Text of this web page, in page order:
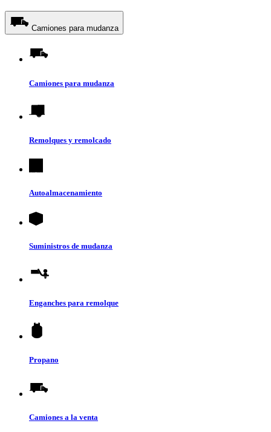
Camiones para mudanza
Camiones para mudanza
Remolques y remolcado
Autoalmacenamiento
Suministros de mudanza
Enganches para remolque
Propano
Camiones a la venta